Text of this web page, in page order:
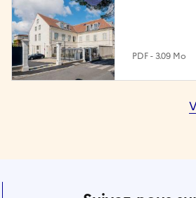
PDF - 3.09 Mo